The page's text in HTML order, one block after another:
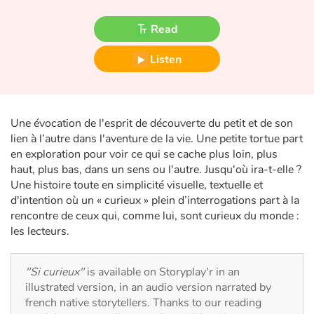
Princesses and princes, kings, queens and dragons
Ogres, monsters and witches
Ecology, nature, seasons
The animals
Travel, epic, investigation, adventure
Learning
Read
Listen
Une évocation de l'esprit de découverte du petit et de son
lien à l’autre dans l'aventure de la vie. Une petite tortue part
en exploration pour voir ce qui se cache plus loin, plus
haut, plus bas, dans un sens ou l'autre. Jusqu'où ira-t-elle ?
Une histoire toute en simplicité visuelle, textuelle et
d'intention où un « curieux » plein d’interrogations part à la
rencontre de ceux qui, comme lui, sont curieux du monde :
les lecteurs.
"Si curieux"is available on Storyplay'r in an
illustrated version, in an audio version narrated by
french native storytellers. Thanks to our reading